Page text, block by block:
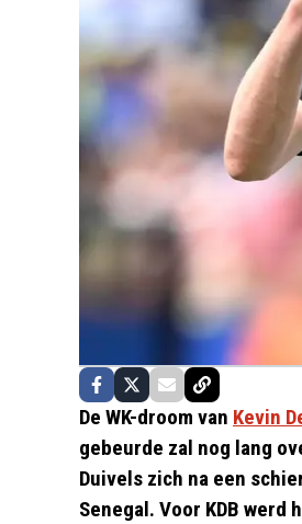
De WK-droom van Kevin
gebeurde zal nog lang
Duivels zich na een
Senegal. Voor KDB